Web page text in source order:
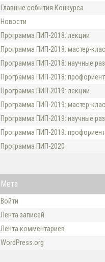
Главные события Конкурса
Новости
Программа ПИП-2018: лекции
Программа ПИП-2018: мастер-
Программа ПИП-2018: научные
Программа ПИП-2018:
Программа ПИП-2019: лекции
Программа ПИП-2019: мастер-
Программа ПИП-2019: научные
Программа ПИП-2019:
Программа ПИП-2020
Мета
Войти
Лента записей
Лента комментариев
WordPress.org